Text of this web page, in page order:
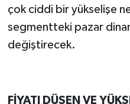
çok ciddi bir yükselişe
segmentteki pazar
değiştirecek.
FİYATI DÜŞEN VE